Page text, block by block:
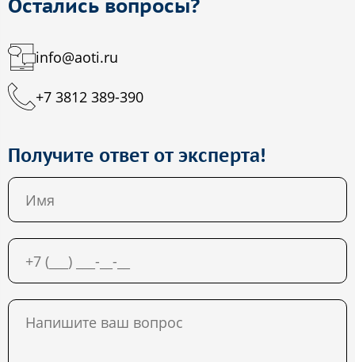
Остались вопросы?
info@aoti.ru
+7 3812 389-390
Получите ответ от эксперта!